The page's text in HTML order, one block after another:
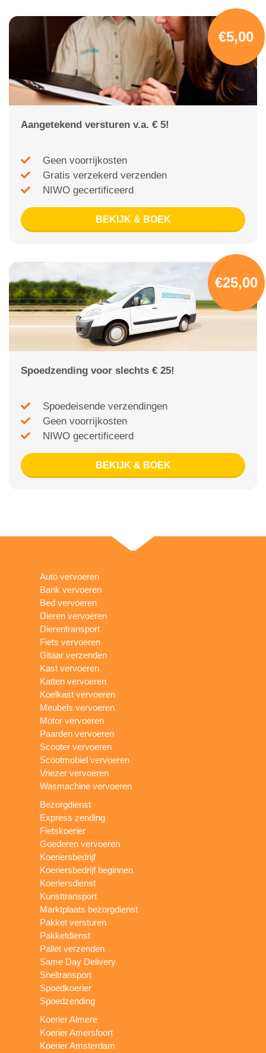
€5,00
Aangetekend versturen v.a. € 5!
Geen voorrijkosten
Gratis verzekerd verzenden
NIWO gecertificeerd
BEKIJK & BOEK
€25,00
Spoedzending voor slechts € 25!
Spoedeisende verzendingen
Geen voorrijkosten
NIWO gecertificeerd
BEKIJK & BOEK
Auto vervoeren
Bank vervoeren
Bed vervoeren
Dieren vervoeren
Dierentransport
Fiets vervoeren
Gitaar verzenden
Kast vervoeren
Katten vervoeren
Koelkast vervoeren
Meubels vervoeren
Motor vervoeren
Paarden vervoeren
Scooter vervoeren
Scootmobiel vervoeren
Vriezer vervoeren
Wasmachine vervoeren
Bezorgdienst
Express zending
Fietskoerier
Goederen vervoeren
Koeriersbedrijf
Koeriersbedrijf beginnen
Koeriersdienst
Kunsttransport
Marktplaats bezorgdienst
Pakket versturen
Pakketdienst
Pallet verzenden
Same Day Delivery
Sneltransport
Spoedkoerier
Spoedzending
Koerier Almere
Koerier Amersfoort
Koerier Amsterdam